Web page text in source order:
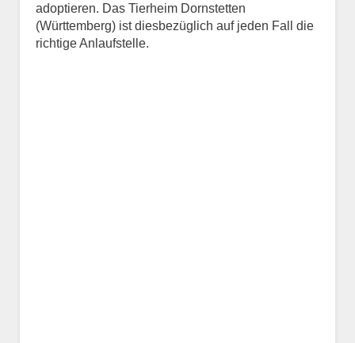
Name des Tiers
adoptieren. Das Tierheim Dornstetten
(Württemberg) ist diesbezüglich auf jeden Fall die
richtige Anlaufstelle.